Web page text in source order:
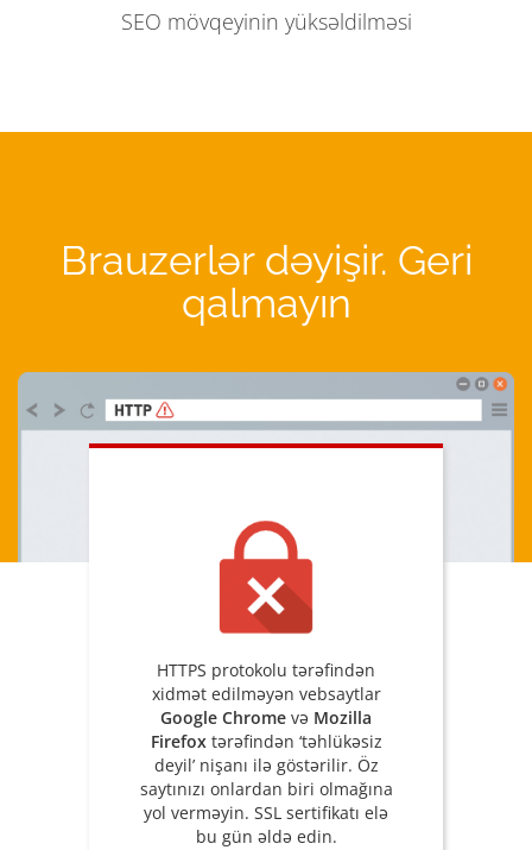
SEO mövqeyinin yüksəldilməsi
Brauzerlər dəyişir. Geri
qalmayın
HTTPS protokolu tərəfindən
xidmət edilməyən vebsaytlar
Google Chrome və Mozilla
Firefoxtərəfindən ‘təhlükəsiz
deyil’ nişanı ilə göstərilir. Öz
saytınızı onlardan biri olmağına
yol verməyin. SSL sertifikatı elə
bu gün əldə edin.